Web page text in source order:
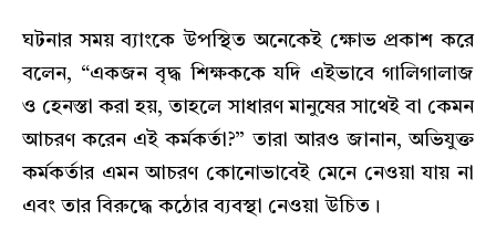
ঘটনার সময় ব্যাংকে উপস্থিত অনেকেই ক্ষোভ প্রকাশ করে
বলেন, “একজন বৃদ্ধ শিক্ষককে যদি এইভাবে গালিগালাজ
ও হেনস্তা করা হয়, তাহলে সাধারণ মানুষের সাথেই বা কেমন
আচরণ করেন এই কর্মকর্তা?” তারা আরও জানান, অভিযুক্ত
কর্মকর্তার এমন আচরণ কোনোভাবেই মেনে নেওয়া যায় না
এবং তার বিরুদ্ধে কঠোর ব্যবস্থা নেওয়া উচিত।